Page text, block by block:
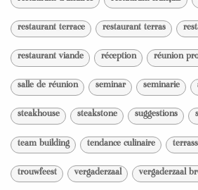
restaurant terrace restaurant terras
restaurant viande réception réunion
salle de réunion seminar seminarie
steakhouse steakstone suggestions
team building tendance culinaire
trouwfeest vergaderzaal vergaderzaal